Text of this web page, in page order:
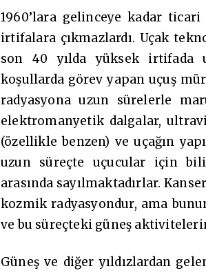
1960’lara gelinceye kadar
irtifalara çıkmazlardı. Uçak
son 40 yılda yüksek irtifada
koşullarda görev yapan uçuş
radyasyona uzun sürelerle
elektromanyetik dalgalar,
(özellikle benzen) ve uçağın
uzun süreçte uçucular için
arasında sayılmaktadırlar.
kozmik radyasyondur, ama
ve bu süreçteki güneş
Güneş ve diğer yıldızlardan